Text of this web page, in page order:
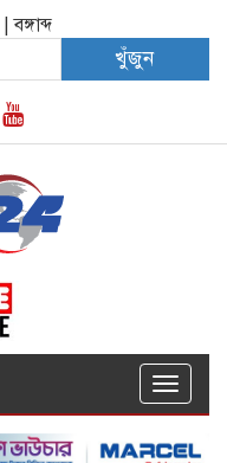
|বঙ্গাব্দ
খুঁজুন
Toggle